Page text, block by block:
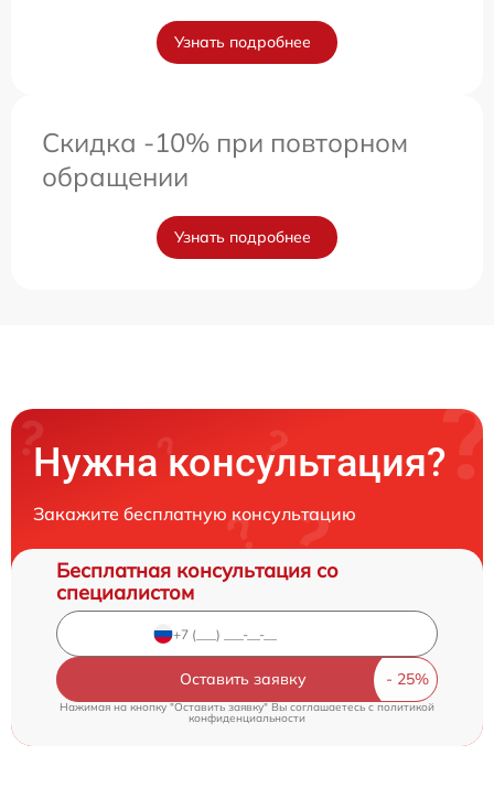
Узнать подробнее
Скидка -10% при повторном
обращении
Узнать подробнее
Нужна консультация?
Закажите бесплатную консультацию
Бесплатная консультация со
специалистом
Оставить заявку
Нажимая на кнопку "Оставить заявку" Вы соглашаетесь c политикой
конфиденциальности